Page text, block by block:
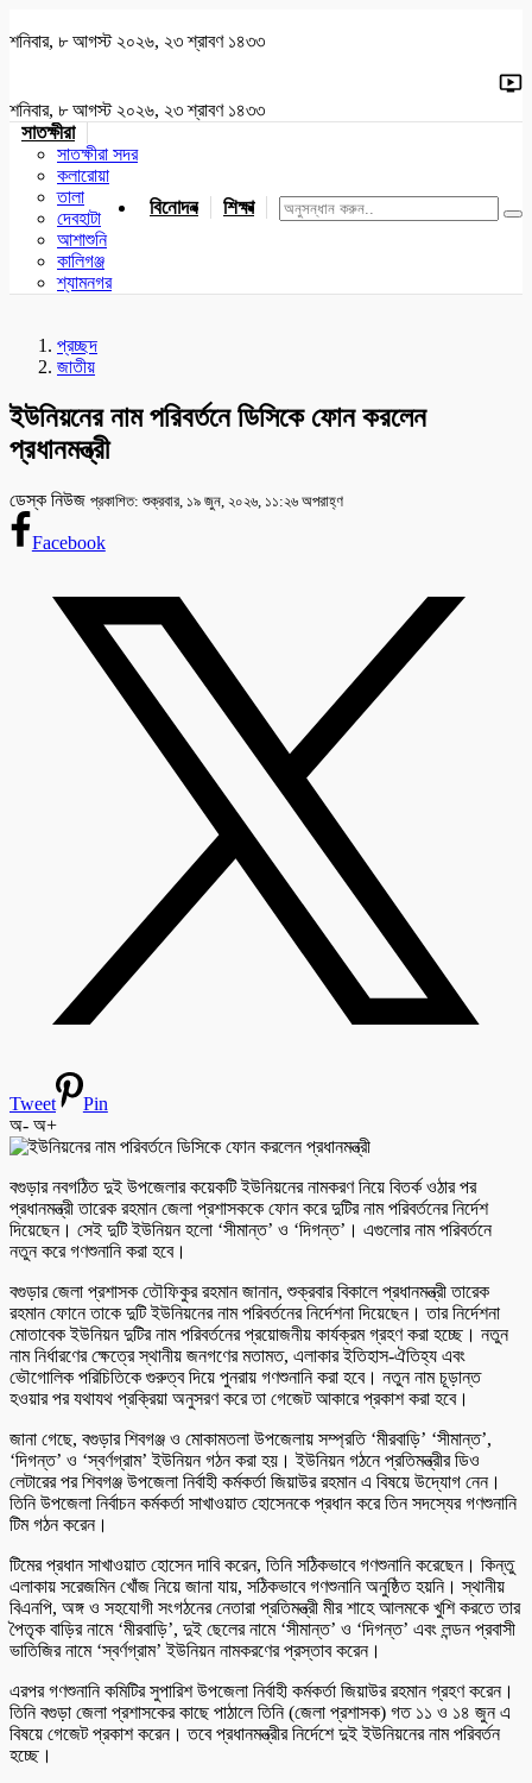
শনিবার, ৮ আগস্ট ২০২৬, ২৩ শ্রাবণ ১৪৩৩
শনিবার, ৮ আগস্ট ২০২৬, ২৩ শ্রাবণ ১৪৩৩
সাতক্ষীরা
সাতক্ষীরা সদর
কলারোয়া
তালা
দেবহাটা
আশাশুনি
কালিগঞ্জ
শ্যামনগর
বিনোদন শিক্ষা খেলাধুলা জাতীয় যশোর
প্রচ্ছদ
জাতীয়
ইউনিয়নের নাম পরিবর্তনে ডিসিকে ফোন করলেন
প্রধানমন্ত্রী
ডেস্ক নিউজ প্রকাশিত: শুক্রবার, ১৯ জুন, ২০২৬, ১১:২৬ অপরাহ্ণ
Facebook
Tweet
Pin
অ- অ+
বগুড়ার নবগঠিত দুই উপজেলার কয়েকটি ইউনিয়নের নামকরণ নিয়ে বিতর্ক ওঠার পর
প্রধানমন্ত্রী তারেক রহমান জেলা প্রশাসককে ফোন করে দুটির নাম পরিবর্তনের নির্দেশ
দিয়েছেন। সেই দুটি ইউনিয়ন হলো ‘সীমান্ত’ ও ‘দিগন্ত’। এগুলোর নাম পরিবর্তনে
নতুন করে গণশুনানি করা হবে।
বগুড়ার জেলা প্রশাসক তৌফিকুর রহমান জানান, শুক্রবার বিকালে প্রধানমন্ত্রী তারেক
রহমান ফোনে তাকে দুটি ইউনিয়নের নাম পরিবর্তনের নির্দেশনা দিয়েছেন। তার নির্দেশনা
মোতাবেক ইউনিয়ন দুটির নাম পরিবর্তনের প্রয়োজনীয় কার্যক্রম গ্রহণ করা হচ্ছে। নতুন
নাম নির্ধারণের ক্ষেত্রে স্থানীয় জনগণের মতামত, এলাকার ইতিহাস-ঐতিহ্য এবং
ভৌগোলিক পরিচিতিকে গুরুত্ব দিয়ে পুনরায় গণশুনানি করা হবে। নতুন নাম চূড়ান্ত
হওয়ার পর যথাযথ প্রক্রিয়া অনুসরণ করে তা গেজেট আকারে প্রকাশ করা হবে।
জানা গেছে, বগুড়ার শিবগঞ্জ ও মোকামতলা উপজেলায় সম্প্রতি ‘মীরবাড়ি’ ‘সীমান্ত’,
‘দিগন্ত’ ও ‘স্বর্ণগ্রাম’ ইউনিয়ন গঠন করা হয়। ইউনিয়ন গঠনে প্রতিমন্ত্রীর ডিও
লেটারের পর শিবগঞ্জ উপজেলা নির্বাহী কর্মকর্তা জিয়াউর রহমান এ বিষয়ে উদ্যোগ নেন।
তিনি উপজেলা নির্বাচন কর্মকর্তা সাখাওয়াত হোসেনকে প্রধান করে তিন সদস্যের গণশুনানি
টিম গঠন করেন।
টিমের প্রধান সাখাওয়াত হোসেন দাবি করেন, তিনি সঠিকভাবে গণশুনানি করেছেন। কিন্তু
এলাকায় সরেজমিন খোঁজ নিয়ে জানা যায়, সঠিকভাবে গণশুনানি অনুষ্ঠিত হয়নি। স্থানীয়
বিএনপি, অঙ্গ ও সহযোগী সংগঠনের নেতারা প্রতিমন্ত্রী মীর শাহে আলমকে খুশি করতে তার
পৈতৃক বাড়ির নামে ‘মীরবাড়ি’, দুই ছেলের নামে ‘সীমান্ত’ ও ‘দিগন্ত’ এবং লন্ডন প্রবাসী
ভাতিজির নামে ‘স্বর্ণগ্রাম’ ইউনিয়ন নামকরণের প্রস্তাব করেন।
এরপর গণশুনানি কমিটির সুপারিশ উপজেলা নির্বাহী কর্মকর্তা জিয়াউর রহমান গ্রহণ করেন।
তিনি বগুড়া জেলা প্রশাসকের কাছে পাঠালে তিনি (জেলা প্রশাসক) গত ১১ ও ১৪ জুন এ
বিষয়ে গেজেট প্রকাশ করেন। তবে প্রধানমন্ত্রীর নির্দেশে দুই ইউনিয়নের নাম পরিবর্তন
হচ্ছে।